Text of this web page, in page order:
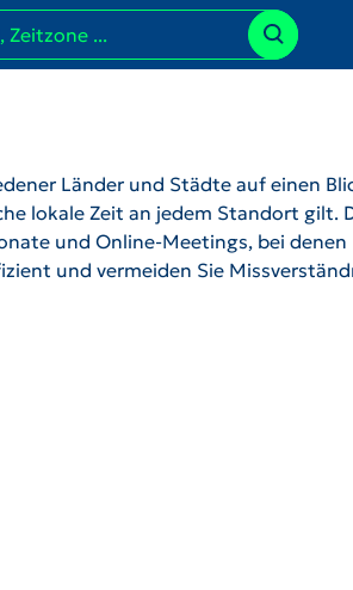
Länder und Städte auf einen
lokale Zeit an jedem Standort gilt.
und Online-Meetings, bei denen
und vermeiden Sie